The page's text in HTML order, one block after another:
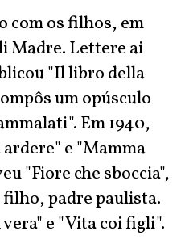
com os filhos, em
Madre. Lettere ai
"Il libro della
um opúsculo
Em 1940,
e "Mamma
"Fiore che sboccia",
filho, padre paulista.
e "Vita coi figli".